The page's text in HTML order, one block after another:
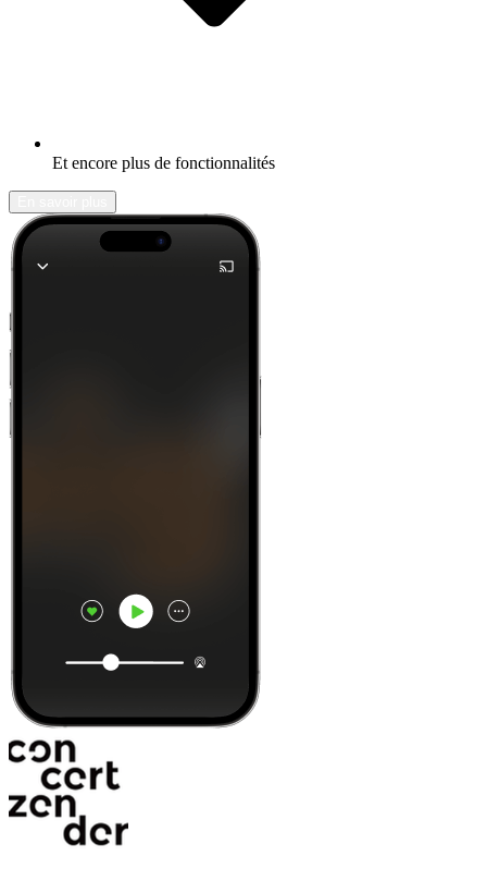
Et encore plus de fonctionnalités